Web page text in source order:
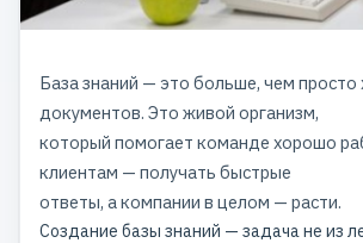
База знаний — это больше, чем просто
документов. Это живой организм,
который помогает команде хорошо
клиентам — получать быстрые
ответы, а компании в целом — расти.
Создание базы знаний — задача не из